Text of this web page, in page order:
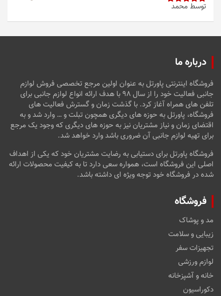
امتیاز5از
توسط محمد
درباره ما
فروشگاه اینترنتی پاورتل به عنوان اولین مرجع تخصصی فروش لوازم
جانبی فعالیت خود را از سال ۹۸ با هدف ارائه انواع لوازم جانبی برای
تلفن های همراه آغاز کرد. با گذشت زمان و گسترش فعالیت های
فروشگاه، پاورتل به حوزه های دیگری همچون تبلت و … وارد شد و به
اقتضای زمان و نیاز مشتریان نیز به حوزه های دیگری که وجود یک مرجع
برای تهیه لوازم جانبی آن ضروری باشد وارد خواهد شد.
فروشگاه پاورتل برای دستیابی به رضایت مشتریان خود که یکی از اهداف
اصلی این فروشگاه است، همواره سعی دارد تا به کیفیت محصولات ارائه
شده در فروشگاه خود توجه ویژه ای داشته باشد.
فروشگاه
مد و پوشاک
زیبایی و سلامت
تجهیزات سفر
لوازم ورزشی
خانه و آشپزخانه
دکوراسیون